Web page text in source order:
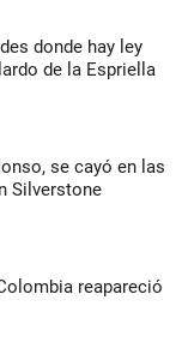
donde hay ley
de la Espriella
se cayó en las
Silverstone
reapareció